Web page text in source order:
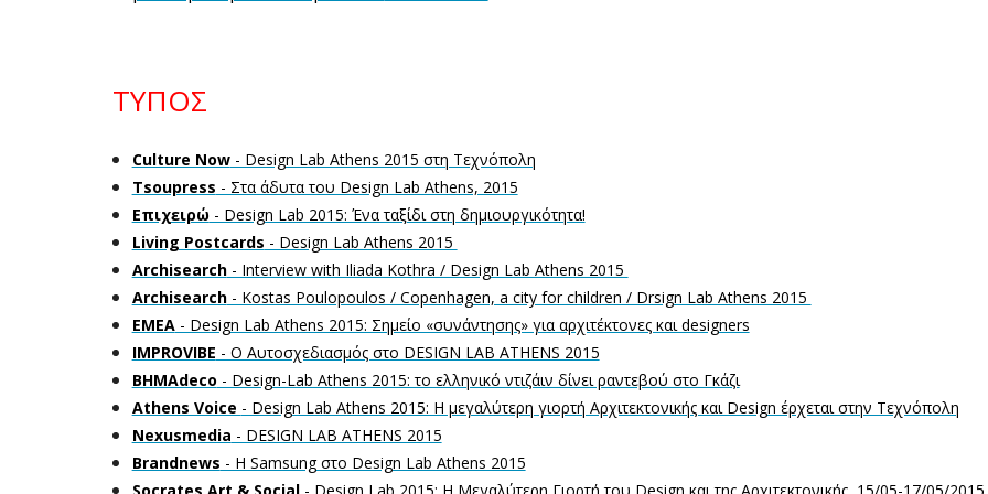
ΤΥΠΟΣ
Culture Now - Design Lab Athens 2015 στη Τεχνόπολη
Tsoupress - Στα άδυτα του Design Lab Athens, 2015
Επιχειρώ - Design Lab 2015: Ένα ταξίδι στη δημιουργικότητα!
Living Postcards - Design Lab Athens 2015
Archisearch - Interview with Iliada Kothra / Design Lab Athens 2015
Archisearch - Kostas Poulopoulos / Copenhagen, a city for children / Drsign Lab Athens 2015
ΕΜΕΑ - Design Lab Athens 2015: Σημείο «συνάντησης» για αρχιτέκτονες και designers
IMPROVIBE - Ο Αυτοσχεδιασμός στο DESIGN LAB ATHENS 2015
ΒΗΜΑdeco - Design-Lab Athens 2015: το ελληνικό ντιζάιν δίνει ραντεβού στο Γκάζι
Athens Voice - Design Lab Athens 2015: Η μεγαλύτερη γιορτή Aρχιτεκτονικής και Design έρχεται στην Τεχνόπολη
Nexusmedia - DESIGN LAB ATHENS 2015
Brandnews - Η Samsung στο Design Lab Athens 2015